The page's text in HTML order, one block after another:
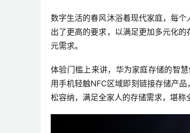
数字生活的春风沐浴着现代家庭，每
出了更高的要求，以满足更加多元化
元需求。
体验门槛上来讲，华为家庭存储的智
用手机轻触NFC区域即刻链接存储产
松容纳，满足全家人的存储需求，堪称